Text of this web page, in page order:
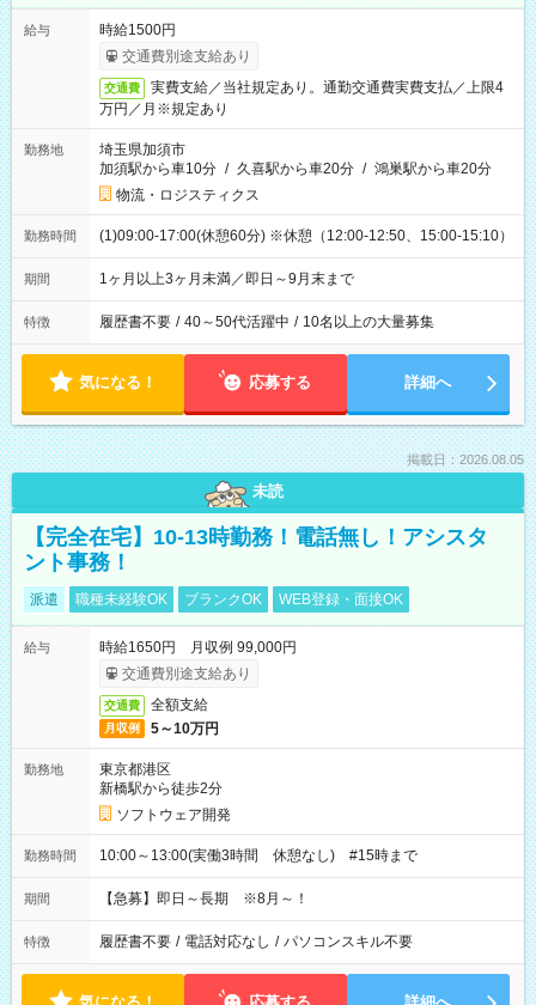
給与
時給1500円
交通費別途支給あり
交通費
実費支給／当社規定あり。通勤交通費実費支払／上限4
万円／月※規定あり
勤務地
埼玉県加須市
加須駅から車10分 / 久喜駅から車20分 / 鴻巣駅から車20分
物流・ロジスティクス
勤務時間 (1)09:00-17:00(休憩60分) ※休憩（12:00-12:50、15:00-15:10）
期間 1ヶ月以上3ヶ月未満／即日～9月末まで
特徴 履歴書不要 / 40～50代活躍中 / 10名以上の大量募集
気になる！ 応募する 詳細へ
掲載日：2026.08.05
未読
【完全在宅】10-13時勤務！電話無し！アシスタ
ント事務！
派遣 職種未経験OK ブランクOK WEB登録・面接OK
給与
時給1650円 月収例 99,000円
交通費別途支給あり
交通費 全額支給
月収例 5～10万円
勤務地
東京都港区
新橋駅から徒歩2分
ソフトウェア開発
勤務時間 10:00～13:00(実働3時間 休憩なし) #15時まで
期間 【急募】即日～長期 ※8月～！
特徴 履歴書不要 / 電話対応なし / パソコンスキル不要